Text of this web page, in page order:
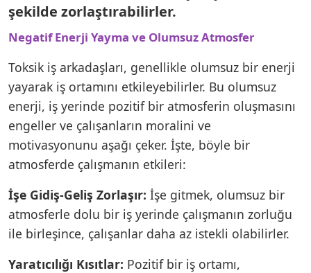
şekilde zorlaştırabilirler.
Negatif Enerji Yayma ve Olumsuz Atmosfer
Toksik iş arkadaşları, genellikle olumsuz bir enerji
yayarak iş ortamını etkileyebilirler. Bu olumsuz
enerji, iş yerinde pozitif bir atmosferin oluşmasını
engeller ve çalışanların moralini ve
motivasyonunu aşağı çeker. İşte, böyle bir
atmosferde çalışmanın etkileri:
İşe Gidiş-Geliş Zorlaşır: İşe gitmek, olumsuz bir
atmosferle dolu bir iş yerinde çalışmanın zorluğu
ile birleşince, çalışanlar daha az istekli olabilirler.
Yaratıcılığı Kısıtlar: Pozitif bir iş ortamı,